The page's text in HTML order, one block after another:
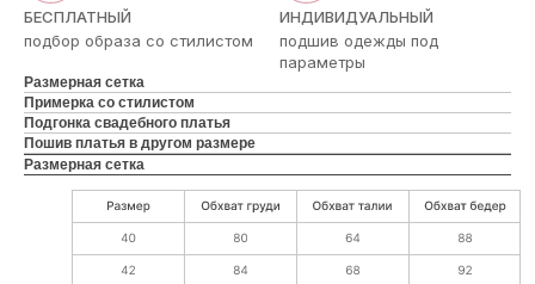
БЕСПЛАТНЫЙ
подбор образа со стилистом
ИНДИВИДУАЛЬНЫЙ
подшив одежды под
параметры
Размерная сетка
Примерка со стилистом
Подгонка свадебного платья
Пошив платья в другом размере
Размерная сетка